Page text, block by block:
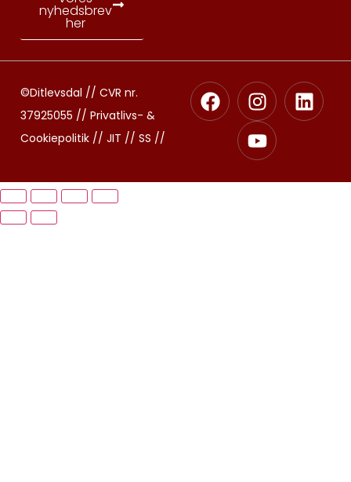
nyhedsbrev
her
©Ditlevsdal // CVR nr.
37925055 // Privatlivs- &
Cookiepolitik // JIT // SS //